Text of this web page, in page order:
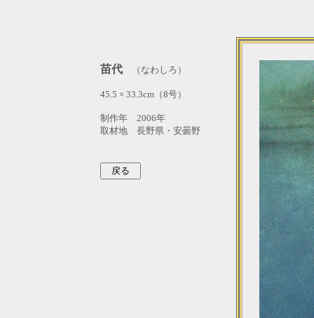
苗代 （なわしろ）
45.5 × 33.3cm（8号）
制作年 2006年
取材地 長野県・安曇野